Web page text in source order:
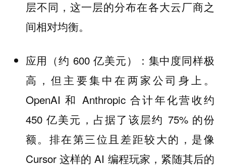
层不同，这一层的分布在各大云厂商之
间相对均衡。
应用（约 600 亿美元）：集中度同样极
高，但主要集中在两家公司身上。
OpenAI 和 Anthropic 合计年化营收约
450 亿美元，占据了该层约 75% 的份
额。排在第三位且差距较大的，是像
Cursor 这样的 AI 编程玩家，紧随其后的